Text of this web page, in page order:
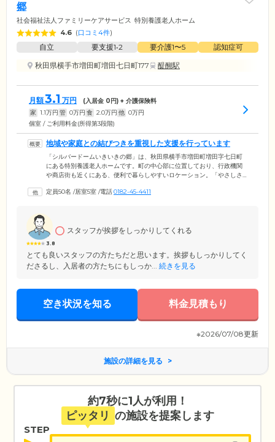
郷
社会福祉法人ファミリーケアサービス 特別養護老人ホーム
4.6 (口コミ4件)
自立 要支援1•2 要介護1〜5
認知症可
秋田県横手市増田町増田七日町177
醍醐駅
月額3.1 万円 (入居金 0 円) + 介護保険料
家 1.1万円 管 0万円 食 2.0万円 他 0万円
個室 / ご利用料金(所得第3段階)
地域や家庭との結びつきを重視した支援を行っています
「シルバードームいきいきの郷」は、秋田県横手市増田町増田字七日町
にある特別養護老人ホームです。町の中心部に位置しており、行政機関
や商店街も近くにある、便利で暮らしやすいロケーション。「やさしさ
のみなさまにも愛される施設づくりを心がけています。24時間365日常駐
定員50名 /居室5室 /電話0182-45-4411
3.8
スタッフが挨拶をしっかりしてくれる
とても良いスタッフの方たちだと思います。挨拶もしっかりしてく
ださるし、入居者の方たちにもしっか... 続きを見る
空き状況を知る 料金見積もり
※2026/07/08更新
施設の詳細を見る
約7秒に1人が利用！
ピッタリ の施設を提案します
STEP